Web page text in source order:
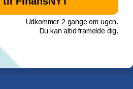
Udkommer 2 gange om ugen.
Du kan altid framelde dig.